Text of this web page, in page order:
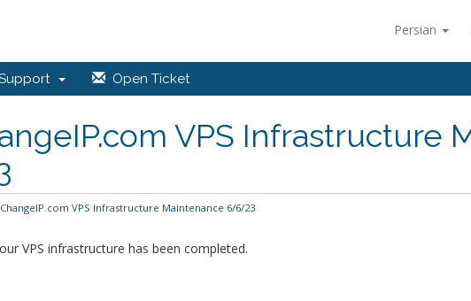
Persian
Open Ticket
VPS Infrastructure
ChangeIP.com VPS Infrastructure Maintenance 6/6/23
VPS infrastructure has been completed.